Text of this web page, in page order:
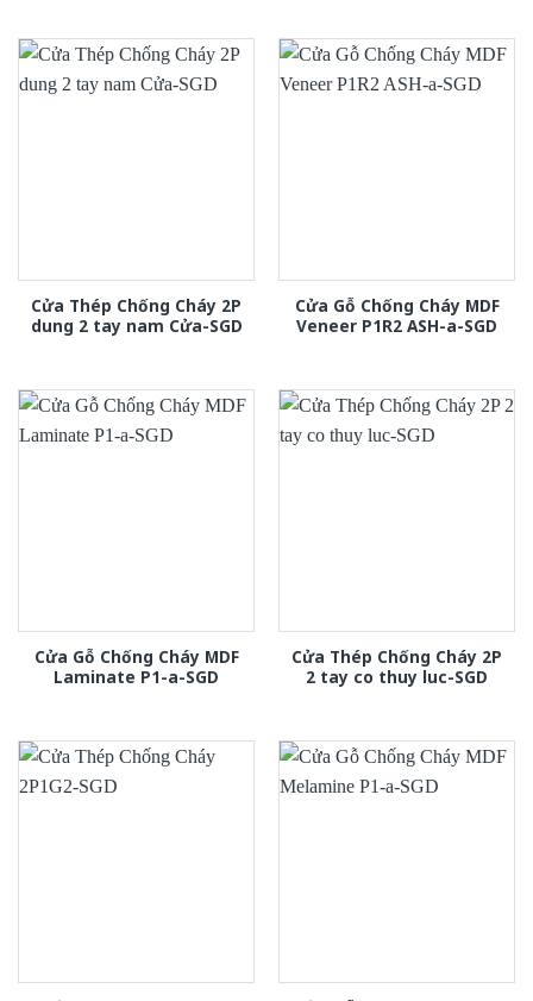
Cửa Thép Chống Cháy 2P
dung 2 tay nam Cửa-SGD
Cửa Gỗ Chống Cháy MDF
Veneer P1R2 ASH-a-SGD
Cửa Gỗ Chống Cháy MDF
Laminate P1-a-SGD
Cửa Thép Chống Cháy 2P
2 tay co thuy luc-SGD